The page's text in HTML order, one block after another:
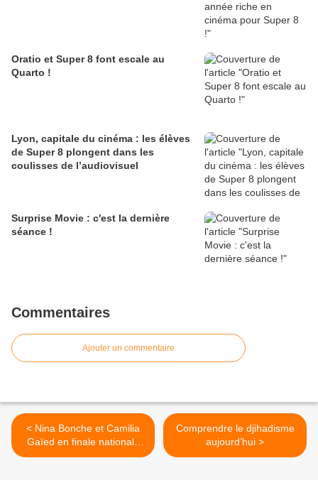
Oratio et Super 8 font escale au
Quarto !
Lyon, capitale du cinéma : les élèves
de Super 8 plongent dans les
coulisses de l’audiovisuel
Surprise Movie : c'est la dernière
séance !
Commentaires
Ajouter un commentaire
< Nina Bonche et Camilia
Gaïed en finale nationale
du concours de plaidoiries
Comprendre le djihadisme
aujourd’hui >